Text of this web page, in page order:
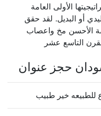
2002م استراتيجيتها الأولى العامة
أو البديل. لقد حقق
الأحسن مخ واعصاب
التاسع عشر
حجز عنوان
خير طبيب